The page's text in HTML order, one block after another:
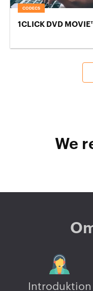
CODECS
1CLICK DVD
We
Introduktion